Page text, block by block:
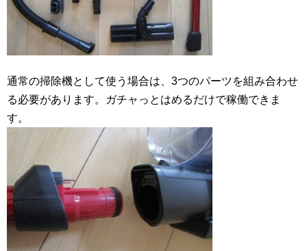
通常の掃除機として使う場合は、3つのパーツを組み合わせ
る必要があります。ガチャっとはめるだけで稼働できま
す。